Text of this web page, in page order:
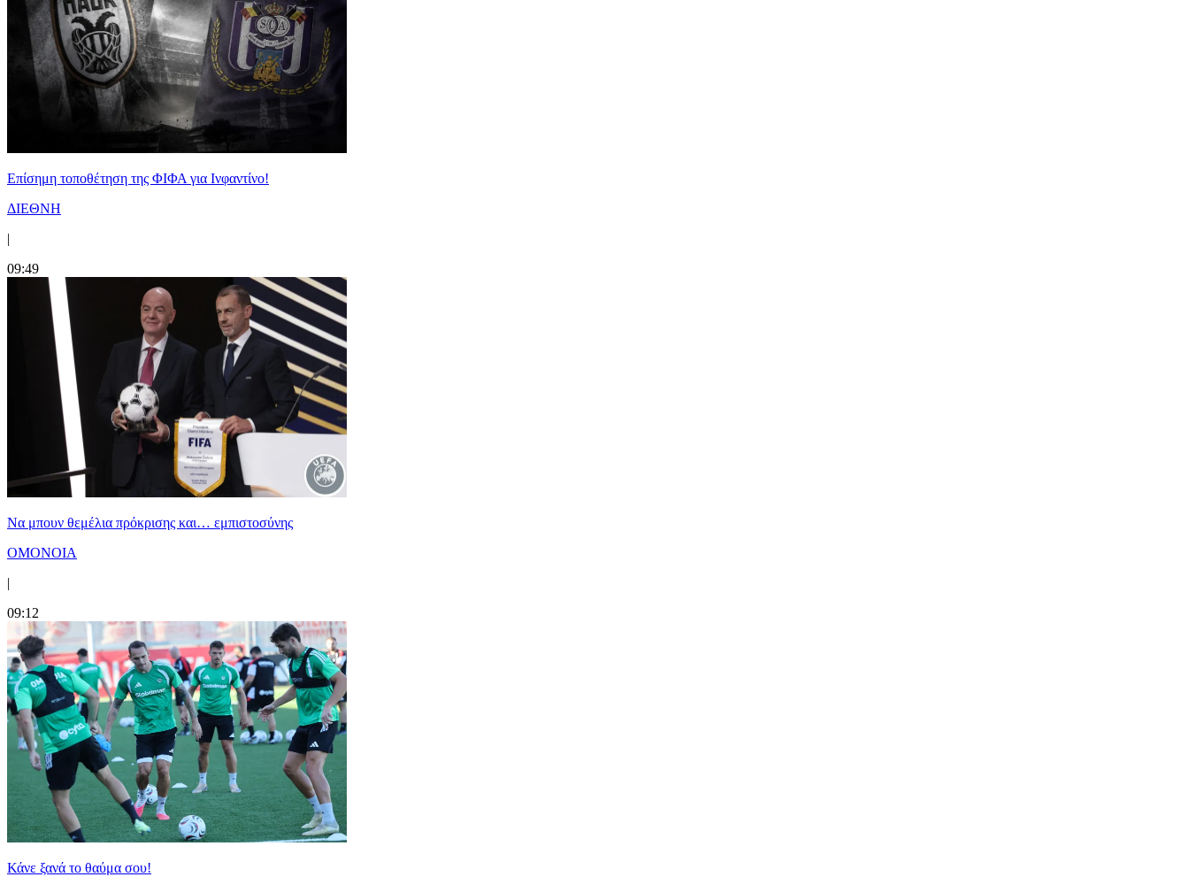
Επίσημη τοποθέτηση της ΦΙΦΑ για Ινφαντίνο!
ΔΙΕΘΝΗ
|
09:49
Να μπουν θεμέλια πρόκρισης και… εμπιστοσύνης
ΟΜΟΝΟΙΑ
|
09:12
Κάνε ξανά το θαύμα σου!